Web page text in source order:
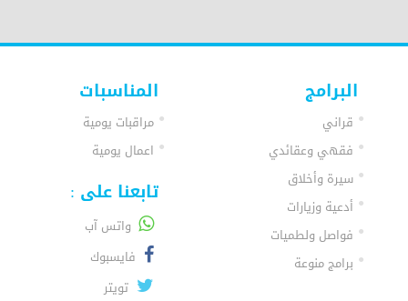
البرامج
قراني
فقهي وعقائدي
سيرة وأخلاق
أدعية وزيارات
فواصل ولطميات
برامج منوعة
المناسبات
مراقبات يومية
اعمال يومية
تابعنا على :
واتس آب
فايسبوك
تويتر